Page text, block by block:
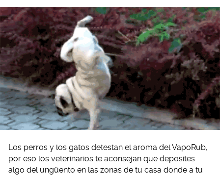
Los perros y los gatos detestan el aroma del VapoRub,
por eso los veterinarios te aconsejan que deposites
algo del ungüento en las zonas de tu casa donde a tu